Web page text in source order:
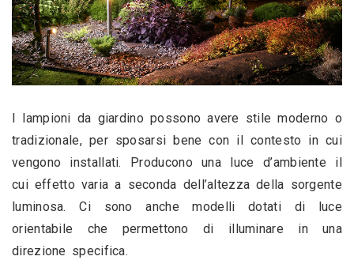
I lampioni da giardino possono avere stile moderno o
tradizionale, per sposarsi bene con il contesto in cui
vengono installati. Producono una luce d’ambiente il
cui effetto varia a seconda dell’altezza della sorgente
luminosa. Ci sono anche modelli dotati di luce
orientabile che permettono di illuminare in una
direzione specifica.